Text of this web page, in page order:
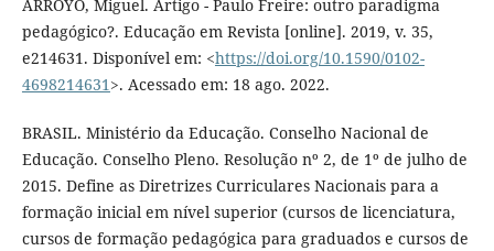
ARROYO, Miguel. Artigo - Paulo Freire: outro paradigma
pedagógico?. Educação em Revista [online]. 2019, v. 35,
e214631. Disponível em: <https://doi.org/10.1590/0102-
4698214631>. Acessado em: 18 ago. 2022.
BRASIL. Ministério da Educação. Conselho Nacional de
Educação. Conselho Pleno. Resolução nº 2, de 1º de julho de
2015. Define as Diretrizes Curriculares Nacionais para a
formação inicial em nível superior (cursos de licenciatura,
cursos de formação pedagógica para graduados e cursos de